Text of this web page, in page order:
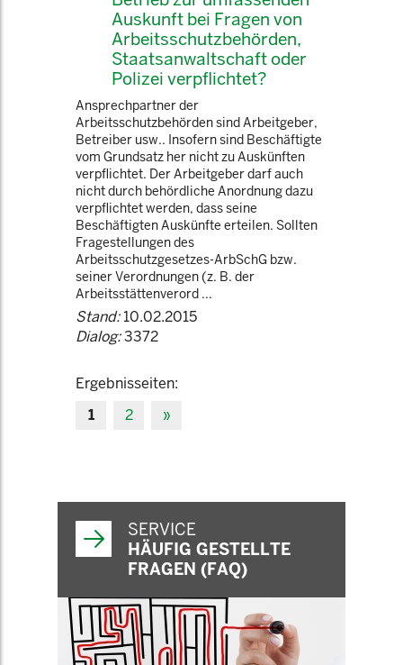
Auskunft bei Fragen von
Arbeitsschutzbehörden,
Staatsanwaltschaft oder
Polizei verpflichtet?
Ansprechpartner der
Arbeitsschutzbehörden sind Arbeitgeber,
Betreiber usw.. Insofern sind Beschäftigte
vom Grundsatz her nicht zu Auskünften
verpflichtet. Der Arbeitgeber darf auch
nicht durch behördliche Anordnung dazu
verpflichtet werden, dass seine
Beschäftigten Auskünfte erteilen. Sollten
Fragestellungen des
Arbeitsschutzgesetzes-ArbSchG bzw.
seiner Verordnungen (z. B. der
Arbeitsstättenverord ...
Stand:10.02.2015
Dialog:3372
Ergebnisseiten:
1
2 »
SERVICE
HÄUFIG GESTELLTE
FRAGEN (FAQ)